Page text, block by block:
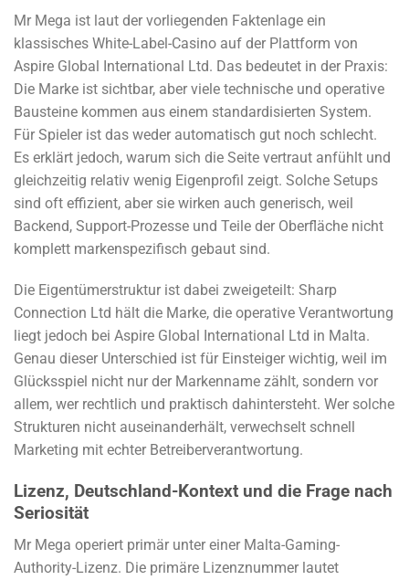
Mr Mega ist laut der vorliegenden Faktenlage ein
klassisches White-Label-Casino auf der Plattform von
Aspire Global International Ltd. Das bedeutet in der Praxis:
Die Marke ist sichtbar, aber viele technische und operative
Bausteine kommen aus einem standardisierten System.
Für Spieler ist das weder automatisch gut noch schlecht.
Es erklärt jedoch, warum sich die Seite vertraut anfühlt und
gleichzeitig relativ wenig Eigenprofil zeigt. Solche Setups
sind oft effizient, aber sie wirken auch generisch, weil
Backend, Support-Prozesse und Teile der Oberfläche nicht
komplett markenspezifisch gebaut sind.
Die Eigentümerstruktur ist dabei zweigeteilt: Sharp
Connection Ltd hält die Marke, die operative Verantwortung
liegt jedoch bei Aspire Global International Ltd in Malta.
Genau dieser Unterschied ist für Einsteiger wichtig, weil im
Glücksspiel nicht nur der Markenname zählt, sondern vor
allem, wer rechtlich und praktisch dahintersteht. Wer solche
Strukturen nicht auseinanderhält, verwechselt schnell
Marketing mit echter Betreiberverantwortung.
Lizenz, Deutschland-Kontext und die Frage nach
Seriosität
Mr Mega operiert primär unter einer Malta-Gaming-
Authority-Lizenz. Die primäre Lizenznummer lautet